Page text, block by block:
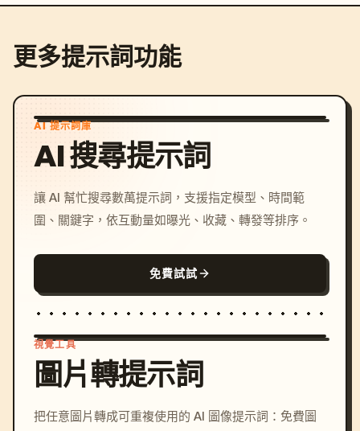
更多提示詞功能
AI 提示詞庫
AI 搜尋提示詞
讓 AI 幫忙搜尋數萬提示詞，支援指定模型、時間範
圍、關鍵字，依互動量如曝光、收藏、轉發等排序。
免費試試
c, cyberpunk sunset, neon
視覺工具
圖片轉提示詞
把任意圖片轉成可重複使用的 AI 圖像提示詞：免費圖